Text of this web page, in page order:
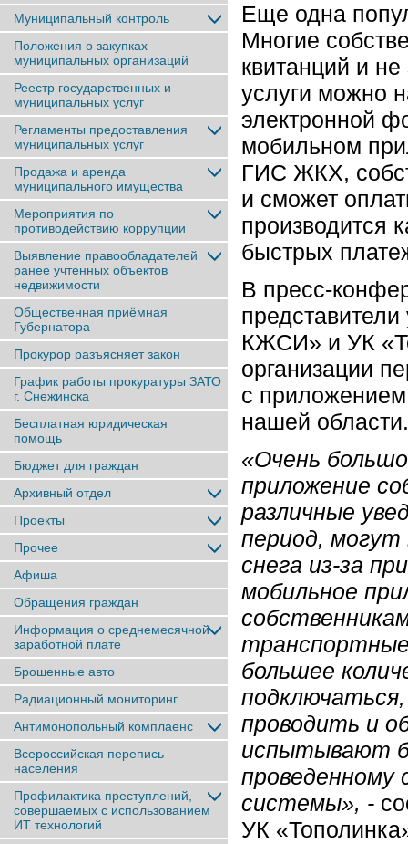
Муниципальный контроль
Положения о закупках
муниципальных организаций
Реестр государственных и
муниципальных услуг
Регламенты предоставления
муниципальных услуг
Продажа и аренда
муниципального имущества
Мероприятия по
противодействию коррупции
Выявление правообладателей
ранее учтенныx объектов
недвижимости
Общественная приёмная
Губернатора
Прокурор разъясняет закон
График работы прокуратуры ЗАТО
г. Снежинска
Бесплатная юридическая
помощь
Бюджет для граждан
Архивный отдел
Проекты
Прочее
Афиша
Обращения граждан
Информация о среднемесячной
заработной плате
Брошенные авто
Радиационный мониторинг
Антимонопольный комплаенс
Всероссийская перепись
населения
Профилактика преступлений,
совершаемых с использованием
ИТ технологий
Еще одна
Многие
квитанций и
услуги можно
электронной
мобильном
ГИС ЖКХ,
и сможет
производится
быстрых
В пресс-
КЖСИ» и УК
организации
с приложением
нашей области.
«Очень
приложение
различные
период, могут
снега из-за
мобильное
большее
проводить и
испытывают
проведенному
системы», -
УК